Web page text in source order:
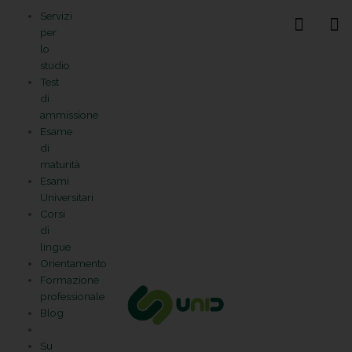
contenuto
Servizi
per
lo
studio
Test
di
ammissione
Esame
di
maturità
Esami
Universitari
Corsi
di
lingue
Orientamento
Formazione
professionale
Blog
Su